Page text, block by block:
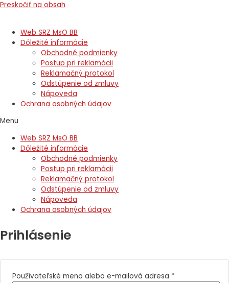
Preskočiť na obsah
Web SRZ MsO BB
Dôležité informácie
Obchodné podmienky
Postup pri reklamácii
Reklamačný protokol
Odstúpenie od zmluvy
Nápoveda
Ochrana osobných údajov
Menu
Web SRZ MsO BB
Dôležité informácie
Obchodné podmienky
Postup pri reklamácii
Reklamačný protokol
Odstúpenie od zmluvy
Nápoveda
Ochrana osobných údajov
Prihlásenie
Používateľské meno alebo e-mailová adresa *